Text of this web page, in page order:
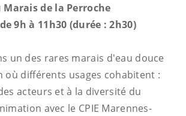
de la Perroche
9h à 11h30 (durée : 2h30)
un des rares marais d'eau douce
où différents usages cohabitent :
acteurs et à la diversité du
avec le CPIE Marennes-